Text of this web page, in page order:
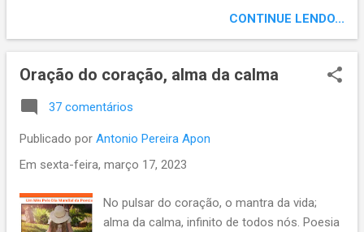
tempo se julga; abusa, desdenha; afinal, tem
todo o tempo do mundo! Adulto, dominado,
escravizado pelo tempo; apressado e mal
apreçado, atrás do tempo perdido, corre.
para lá do tempo, é tempo de fazer
diferente. Se ainda não se inscreveu,
do viver. , clique no sininho para escolher
dos vídeos novos. E não esqueça de dar
CONTINUE LENDO...
Oração do coração, alma da calma
37 comentários
Publicado por Antonio Pereira Apon
Em sexta-feira, março 17, 2023
No pulsar do coração, o mantra da vida;
alma da calma, infinito de todos nós. Poesia